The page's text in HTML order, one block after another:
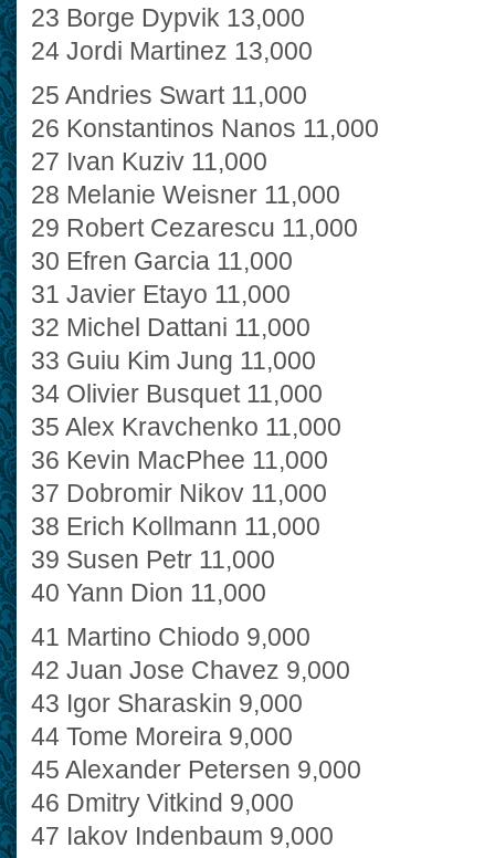
23 Borge Dypvik 13,000
24 Jordi Martinez 13,000
25 Andries Swart 11,000
26 Konstantinos Nanos 11,000
27 Ivan Kuziv 11,000
28 Melanie Weisner 11,000
29 Robert Cezarescu 11,000
30 Efren Garcia 11,000
31 Javier Etayo 11,000
32 Michel Dattani 11,000
33 Guiu Kim Jung 11,000
34 Olivier Busquet 11,000
35 Alex Kravchenko 11,000
36 Kevin MacPhee 11,000
37 Dobromir Nikov 11,000
38 Erich Kollmann 11,000
39 Susen Petr 11,000
40 Yann Dion 11,000
41 Martino Chiodo 9,000
42 Juan Jose Chavez 9,000
43 Igor Sharaskin 9,000
44 Tome Moreira 9,000
45 Alexander Petersen 9,000
46 Dmitry Vitkind 9,000
47 Iakov Indenbaum 9,000